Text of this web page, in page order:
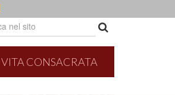
VITA CONSACRATA